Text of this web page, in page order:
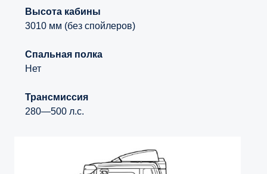
Высота кабины
3010 мм (без спойлеров)
Спальная полка
Нет
Трансмиссия
280—500 л.с.